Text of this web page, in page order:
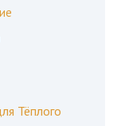
Тёплого